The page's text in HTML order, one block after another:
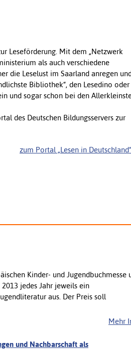
Leseförderung. Mit dem „Netzwerk
als auch verschiedene
die Leselust im Saarland anregen
Bibliothek“, den Lesedino oder
und sogar schon bei den
des Deutschen Bildungsservers zur
zum Portal „Lesen in Deutschland“
Kinder- und Jugendbuchmesse
jedes Jahr jeweils ein
aus. Der Preis soll
Mehr
und Nachbarschaft als